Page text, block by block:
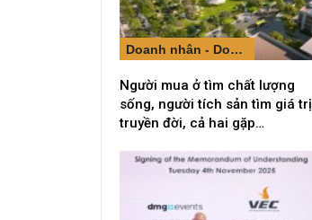
Doanh nhân - Doanh nghiệp
Người mua ở tìm chất lượng
sống, người tích sản tìm giá trị
truyền đời, cả hai gặp…